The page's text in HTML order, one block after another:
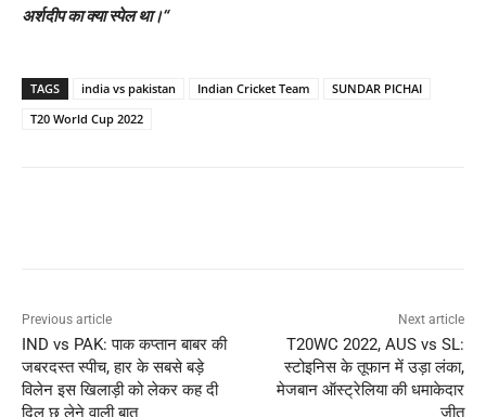
अर्शदीप का क्या स्पेल था।“
TAGS india vs pakistan Indian Cricket Team
SUNDAR PICHAI
T20 World Cup 2022
Previous article
IND vs PAK: पाक कप्तान बाबर की
जबरदस्त स्पीच, हार के सबसे बड़े
विलेन इस खिलाड़ी को लेकर कह दी
दिल छू लेने वाली बात
Next article
T20WC 2022, AUS vs SL:
स्टोइनिस के तूफान में उड़ा लंका,
मेजबान ऑस्ट्रेलिया की धमाकेदार
जीत